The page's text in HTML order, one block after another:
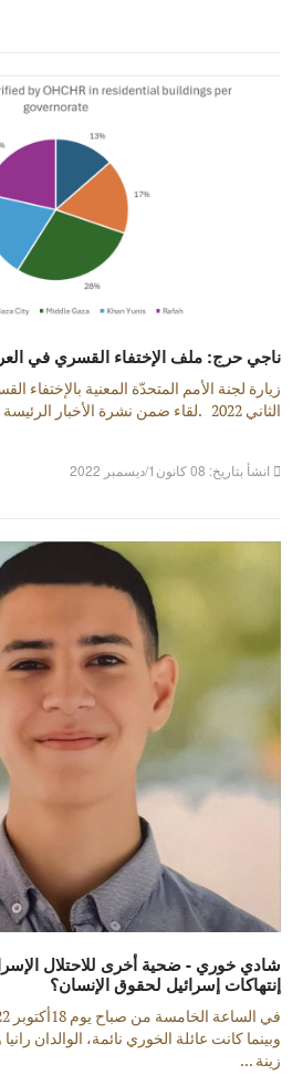
ناجي حرج: ملف الإختفاء القسري في
الثاني 2022 .لقاء ضمن نشرة الأخبار الرئيسة لقناة دجلة ...
انشأ بتاريخ: 08 كانون1/ديسمبر 2022
شادي خوري - ضحية أخرى للاحتلال
إنتهاكات إسرائيل لحقوق الإنسان؟
وبينما كانت عائلة الخوري نائمة، الوالدان
زينة ...